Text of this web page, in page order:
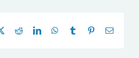
RedditLinkedInWhatsApp
Tumblr Pinterest
E-